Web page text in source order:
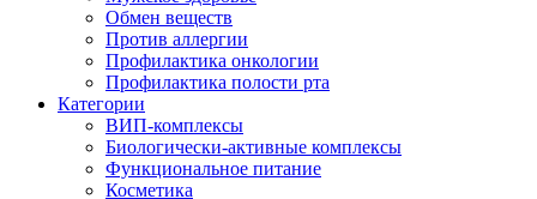
Обмен веществ
Против аллергии
Профилактика онкологии
Профилактика полости рта
Категории
ВИП-комплексы
Биологически-активные комплексы
Функциональное питание
Косметика